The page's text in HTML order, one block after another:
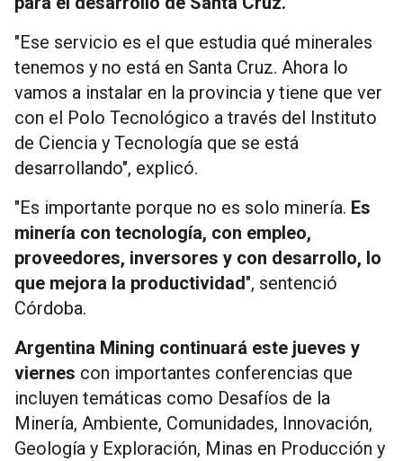
"Ese servicio es el que estudia qué minerales
tenemos y no está en Santa Cruz. Ahora lo
vamos a instalar en la provincia y tiene que ver
con el Polo Tecnológico a través del Instituto
de Ciencia y Tecnología que se está
desarrollando", explicó.
"Es importante porque no es solo minería. Es
minería con tecnología, con empleo,
proveedores, inversores y con desarrollo, lo
que mejora la productividad", sentenció
Córdoba.
Argentina Mining continuará este jueves y
viernes con importantes conferencias que
incluyen temáticas como Desafíos de la
Minería, Ambiente, Comunidades, Innovación,
Geología y Exploración, Minas en Producción y